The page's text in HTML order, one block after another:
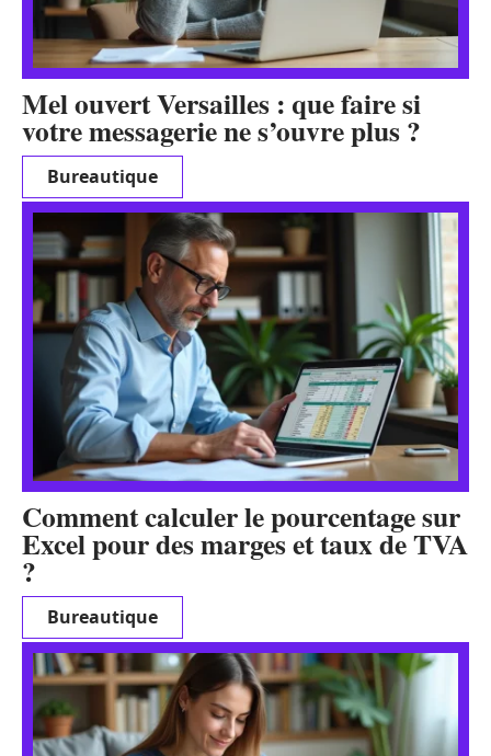
Mel ouvert Versailles : que faire si
votre messagerie ne s’ouvre plus ?
Bureautique
Comment calculer le pourcentage sur
Excel pour des marges et taux de TVA
?
Bureautique